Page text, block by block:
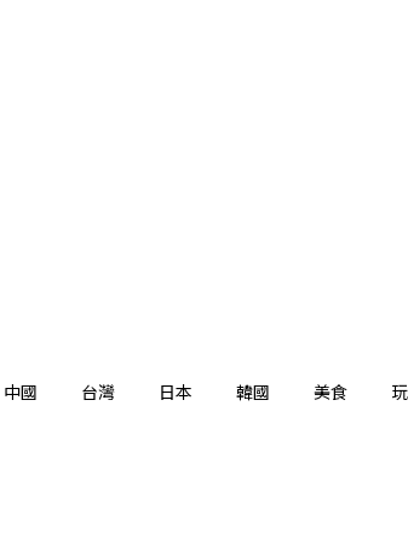
中國 台灣 日本 韓國 美食